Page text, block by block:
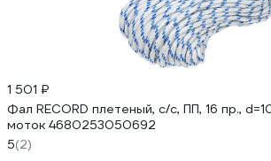
1 501 ₽
Фал RECORD плетеный, с/с, ПП, 16 пр.,
моток 4680253050692
5(2)